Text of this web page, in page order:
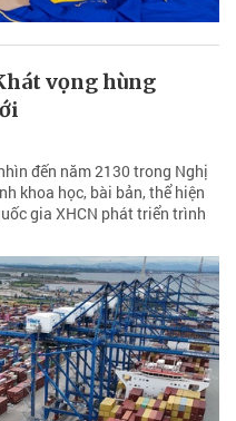
vọng hùng
đến năm 2130 trong Nghị
khoa học, bài bản, thể hiện
gia XHCN phát triển trình